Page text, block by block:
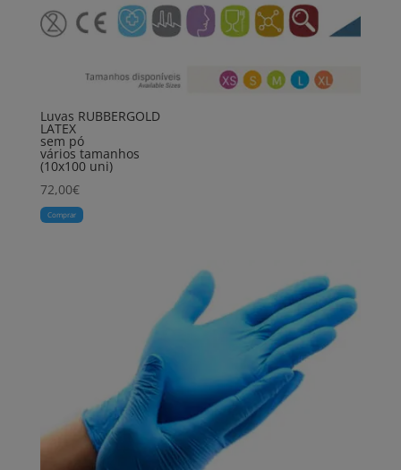
Luvas RUBBERGOLD
LATEX
sem pó
vários tamanhos
(10x100 uni)
72,00€
Comprar